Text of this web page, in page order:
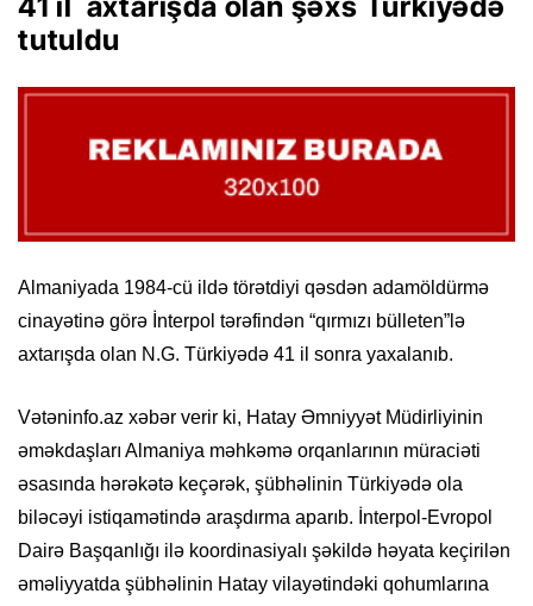
tutuldu
Almaniyada 1984-cü ildə törətdiyi qəsdən adamöldürmə
cinayətinə görə İnterpol tərəfindən “qırmızı bülleten”lə
axtarışda olan N.G. Türkiyədə 41 il sonra yaxalanıb.
Vətəninfo.az xəbər verir ki, Hatay Əmniyyət Müdirliyinin
əməkdaşları Almaniya məhkəmə orqanlarının müraciəti
əsasında hərəkətə keçərək, şübhəlinin Türkiyədə ola
biləcəyi istiqamətində araşdırma aparıb. İnterpol-Evropol
Dairə Başqanlığı ilə koordinasiyalı şəkildə həyata keçirilən
əməliyyatda şübhəlinin Hatay vilayətindəki qohumlarına